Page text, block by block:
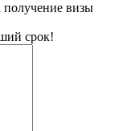
получение визы
срок!